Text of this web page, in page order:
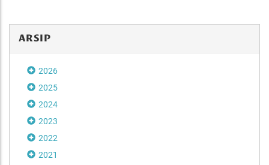
ARSIP
2026
2025
2024
2023
2022
2021